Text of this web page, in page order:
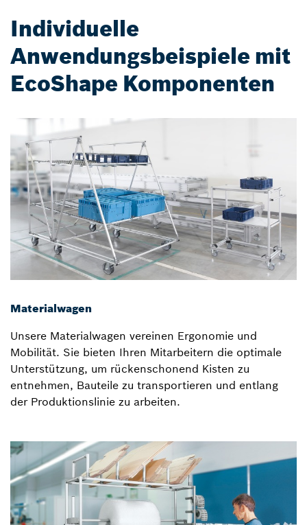
Individuelle
Anwendungsbeispiele mit
EcoShape Komponenten
Materialwagen
Unsere Materialwagen vereinen Ergonomie und
Mobilität. Sie bieten Ihren Mitarbeitern die optimale
Unterstützung, um rückenschonend Kisten zu
entnehmen, Bauteile zu transportieren und entlang
der Produktionslinie zu arbeiten.